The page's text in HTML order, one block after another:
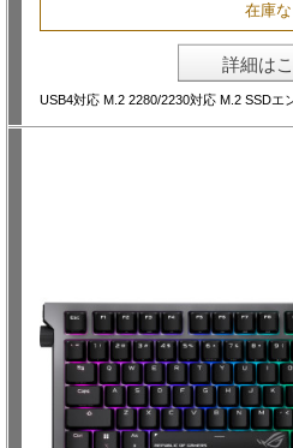
在庫な
詳細は
USB4対応 M.2 2280/2230対応 M.2 SSDエ